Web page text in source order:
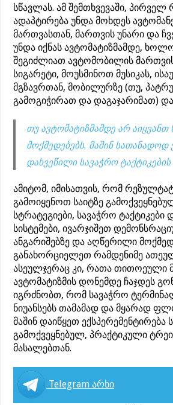
სწავლას. ამ შემთხვევაში,
ადაპტირება უნდა მოხდეს
მართვასთან, მართვის უნარი და
უნდა იქნას ავტომატიზმამდე,
შეგიძლიათ ავტომობილის
სიგარეტი, მოუსმინოთ მუსიკას,
მგზავრთან, მობილურზე (თუ,
გამოგიჭირათ და დაგაჯარიმათ) და
თუ ავტომატიზმამდე არ აიყვანთ
მოქმედებებს, მაშინ
დახვეწილი სავაჭრო ტაქტიკების
ამიტომ, იმისათვის, რომ
გამოიყენოთ საიტზე
სტრატეგიები, სავაჭრო ტაქტიკები
სისტემები, ივარჯიშეთ
ანგარიშებზე და აღწერილი
განახორციელეთ რამდენიმე
ასეულჯერაც კი, რათა თითოეული
ავტომატიზმის დონემდე ჩაჯდეს
იგრძნობთ, რომ სავაჭრო
ნიუანსებს თამამად და მყარად
მაშინ დაიწყეთ ექსპერემენტირება
გამოქვეყნებულ, პრაქტიკული
მასალებთან.
Telegram არხი